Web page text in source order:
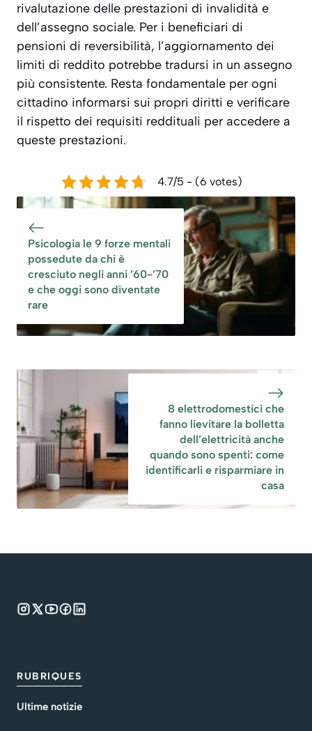
rivalutazione delle prestazioni di invalidità e
dell’assegno sociale. Per i beneficiari di
pensioni di reversibilità, l’aggiornamento dei
limiti di reddito potrebbe tradursi in un assegno
più consistente. Resta fondamentale per ogni
cittadino informarsi sui propri diritti e verificare
il rispetto dei requisiti reddituali per accedere a
queste prestazioni.
4.7/5 - (6 votes)
Psicologia le 9 forze mentali
possedute da chi è
cresciuto negli anni ’60-’70
e che oggi sono diventate
rare
8 elettrodomestici che
fanno lievitare la bolletta
dell’elettricità anche
quando sono spenti: come
identificarli e risparmiare in
casa
RUBRIQUES
Ultime notizie